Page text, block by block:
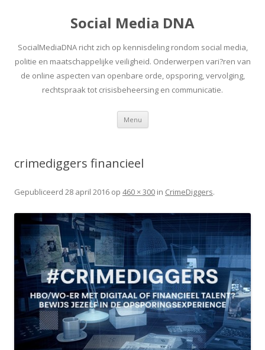
Social Media DNA
SocialMediaDNA richt zich op kennisdeling rondom social media,
politie en maatschappelijke veiligheid. Onderwerpen vari?ren van
de online aspecten van openbare orde, opsporing, vervolging,
rechtspraak tot crisisbeheersing en communicatie.
Menu Spring
inhoud
crimediggers financieel
Gepubliceerd 28 april 2016 op 460 × 300 in CrimeDiggers.